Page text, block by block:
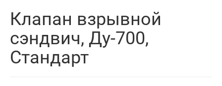
Клапан взрывной
сэндвич, Ду-700,
Стандарт